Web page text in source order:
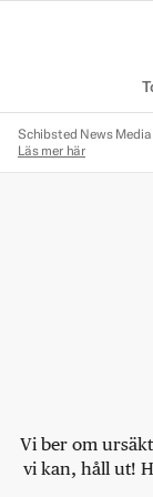
Schibsted News
Läs mer här
Vi ber om
vi kan, håll ut!